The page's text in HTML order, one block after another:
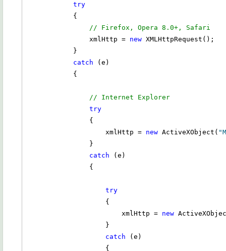
try
// Firefox, Opera 8.0+, Safari
                xmlHttp =
new XMLHttpRequest();
catch (e)
// Internet Explorer
try
                    xmlHttp =
new ActiveXObject(
catch (e)
try
                        xmlHttp =
new
catch (e)